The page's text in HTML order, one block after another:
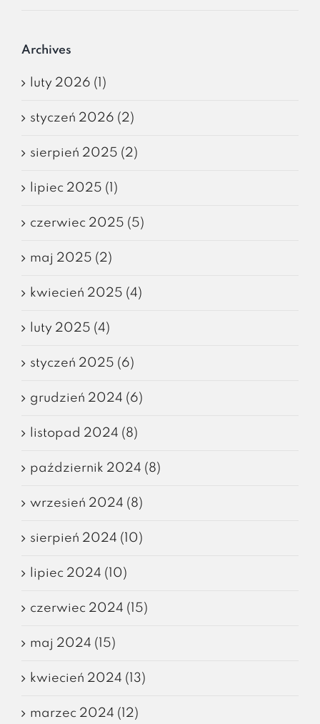
Archives
luty 2026 (1)
styczeń 2026 (2)
sierpień 2025 (2)
lipiec 2025 (1)
czerwiec 2025 (5)
maj 2025 (2)
kwiecień 2025 (4)
luty 2025 (4)
styczeń 2025 (6)
grudzień 2024 (6)
listopad 2024 (8)
październik 2024 (8)
wrzesień 2024 (8)
sierpień 2024 (10)
lipiec 2024 (10)
czerwiec 2024 (15)
maj 2024 (15)
kwiecień 2024 (13)
marzec 2024 (12)